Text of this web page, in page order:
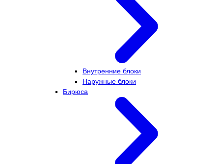
Внутренние блоки
Наружные блоки
Бирюса